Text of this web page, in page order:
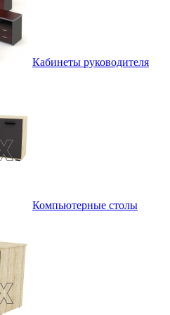
Кабинеты руководителя
Компьютерные столы